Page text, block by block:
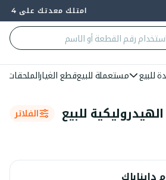
امتلك معدتك على 4 دفعات — 0% فائدة وبدون بنك
للبيع مستعملة للبيعقطع الغيارالملحقات
للبيع الفلاتر